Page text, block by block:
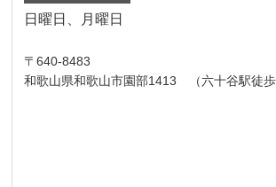
日曜日、月曜日
〒640-8483
和歌山県和歌山市園部1413 （六十谷駅徒歩